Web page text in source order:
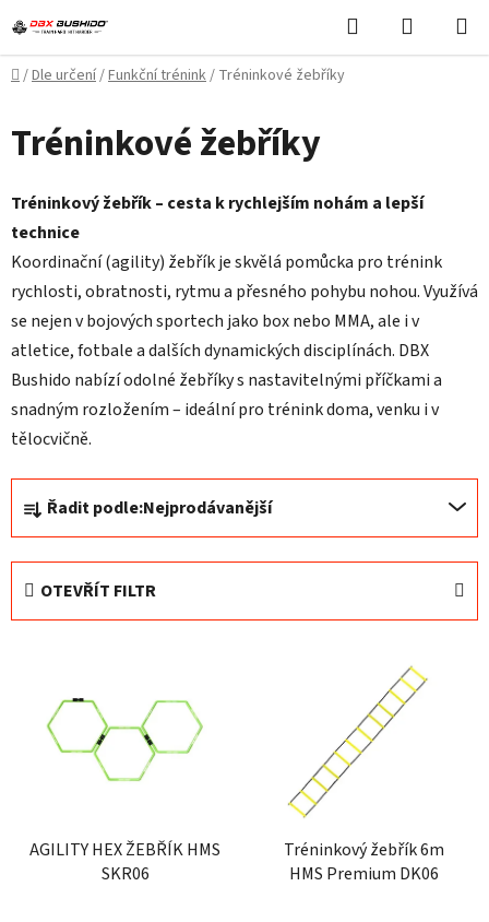
na
obsah
Hledat
KOŠÍK
Domů
/Dle určení/Funkční trénink/ Tréninkové žebříky
Tréninkové žebříky
Tréninkový žebřík – cesta k rychlejším nohám a lepší
technice
Koordinační (agility) žebřík je skvělá pomůcka pro trénink
rychlosti, obratnosti, rytmu a přesného pohybu nohou. Využívá
se nejen v bojových sportech jako box nebo MMA, ale i v
atletice, fotbale a dalších dynamických disciplínách. DBX
Bushido nabízí odolné žebříky s nastavitelnými příčkami a
snadným rozložením – ideální pro trénink doma, venku i v
tělocvičně.
Ř
z
e
í
Řadit podle:Nejprodávanější
OTEVŘÍT FILTR
AGILITY HEX ŽEBŘÍK HMS
SKR06
Tréninkový žebřík 6m
HMS Premium DK06